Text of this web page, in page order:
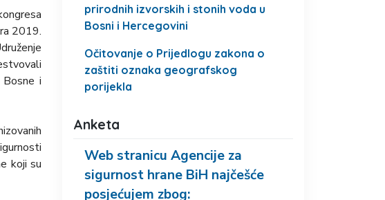
2019.
i
koji su
prirodnih izvorskih i stonih voda u
Bosni i Hercegovini
Očitovanje o Prijedlogu zakona o
zaštiti oznaka geografskog
porijekla
Anketa
Web stranicu Agencije za
sigurnost hrane BiH najčešće
posjećujem zbog: